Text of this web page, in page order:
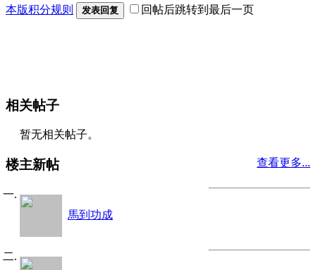
本版积分规则 发表回复 回帖后跳转到最后一页
相关帖子
暂无相关帖子。
查看更多...
楼主新帖
馬到功成